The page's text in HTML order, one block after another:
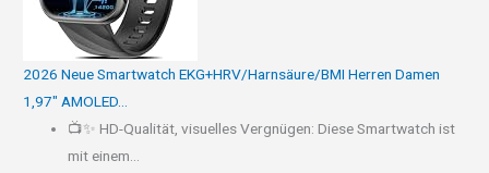
2026 Neue Smartwatch EKG+HRV/Harnsäure/BMI Herren Damen
1,97" AMOLED...
📺✨ HD-Qualität, visuelles Vergnügen: Diese Smartwatch ist
mit einem...